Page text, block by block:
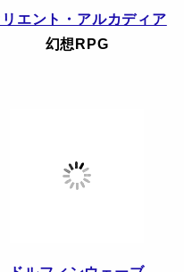
エント・アルカディア
幻想RPG